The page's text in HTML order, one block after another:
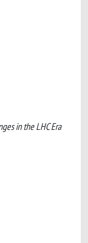
in the LHC Era